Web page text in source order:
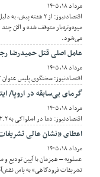
مرداد ۱۸, ۱۴۰۵
اقتصادنیوز: از ۲
میوه‌وتره‌بار متوقف شده و الان
می‌شود.
عامل اصلی قتل حمیدرضا
مرداد ۱۸, ۱۴۰۵
اقتصادنیوز: سخنگوی پلیس
گرمای بی‌سابقه در اروپا/
مرداد ۱۸, ۱۴۰۵
اقتصادنیوز: دما در اسلواکی به ۴۲.۲ و در اتریش به ۴۱.۲ درجه سانتی‌گراد رسیده است.
اعطای «نشان عالی
مرداد ۱۸, ۱۴۰۵
عسلویه – همزمان با آیین تودیع و
تشریفات فرودگاهی» به پاس